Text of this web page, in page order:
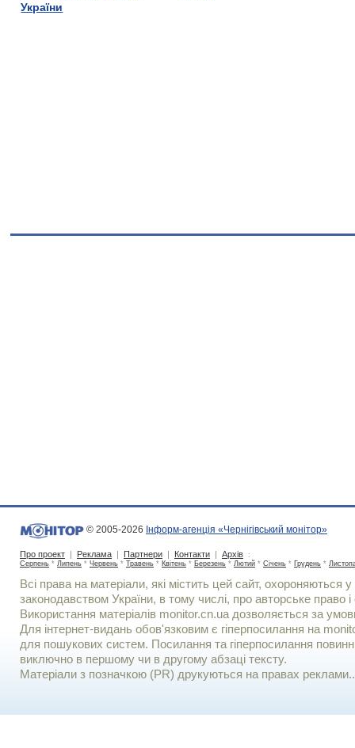
України
© 2005-2026 Інформ-агенція «Чернігівський монітор»
Про проект | Реклама | Партнери | Контакти | Архів :
Серпень * Липень * Червень * Травень * Квітень * Березень * Лютий * Січень * Грудень *
Всі права на матеріали, які містить цей сайт, охороняються у
законодавством України, в тому числі, про авторське право і
Використання матерiалiв monitor.cn.ua дозволяється за
Для iнтернет-видань обов'язковим є гiперпосилання на
для пошукових систем. Посилання та гіперпосилання
виключно в першому чи в другому абзаці тексту.
Матеріали з позначкою (PR) друкуються на правах реклами..